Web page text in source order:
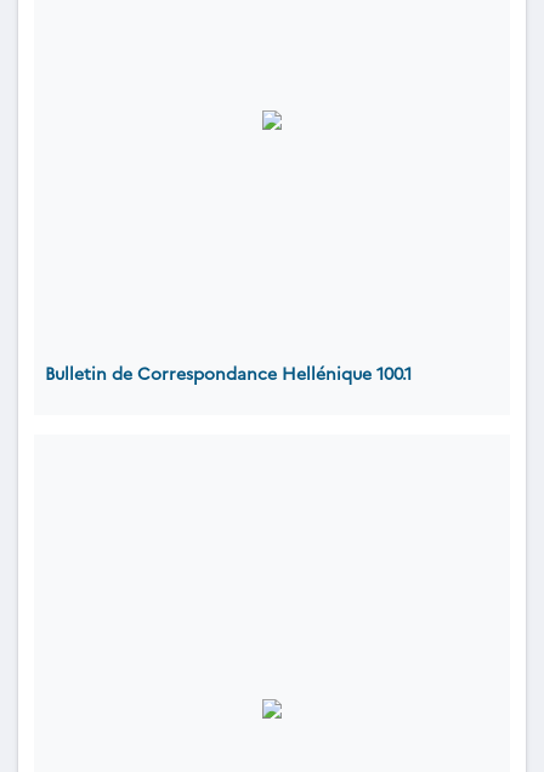
Bulletin de Correspondance Hellénique 100.1